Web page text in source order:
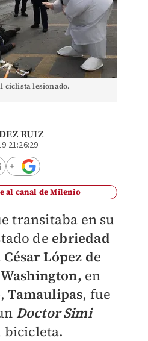
ciclista lesionado.
RUIZ
21:26:29
al canal de Milenio
transitaba en su
de ebriedad
César López de
Washington, en
,Tamaulipas, fue
Doctor Simi
bicicleta.